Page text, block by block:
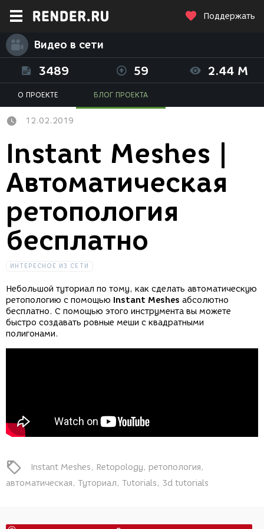
Поддержать
Видео в сети
3489 59 2.44 M
О ПРОЕКТЕ БЛОГ ПРОЕКТА
12.02.2019
Instant Meshes |
Автоматическая
ретопология
бесплатно
ИНТЕРЕСНОЕ ИЗ СЕТИ
Небольшой туториал по тому, как сделать автоматическую
ретопологию с помощью Instant Meshes абсолютно
бесплатно. С помощью этого инструмента вы можете
быстро создавать ровные меши с квадратными
полигонами.
Instant Meshes Retopology
ретопология
автоматическая
Туториал Tutorials 3d tutorials